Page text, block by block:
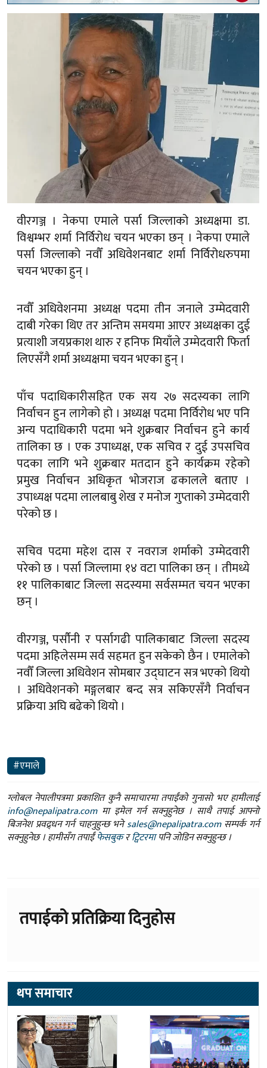
वीरगञ्ज । नेकपा एमाले पर्सा जिल्लाको अध्यक्षमा डा.
विश्वम्भर शर्मा निर्विरोध चयन भएका छन् । नेकपा एमाले
पर्सा जिल्लाको नवौँ अधिवेशनबाट शर्मा निर्विरोधरुपमा
चयन भएका हुन् ।
नवौँ अधिवेशनमा अध्यक्ष पदमा तीन जनाले उम्मेदवारी
दाबी गरेका थिए तर अन्तिम समयमा आएर अध्यक्षका दुई
प्रत्याशी जयप्रकाश थारु र हनिफ मियाँले उम्मेदवारी फिर्ता
लिएसँगै शर्मा अध्यक्षमा चयन भएका हुन् ।
पाँच पदाधिकारीसहित एक सय २७ सदस्यका लागि
निर्वाचन हुन लागेको हो । अध्यक्ष पदमा निर्विरोध भए पनि
अन्य पदाधिकारी पदमा भने शुक्रबार निर्वाचन हुने कार्य
तालिका छ । एक उपाध्यक्ष, एक सचिव र दुई उपसचिव
पदका लागि भने शुक्रबार मतदान हुने कार्यक्रम रहेको
प्रमुख निर्वाचन अधिकृत भोजराज ढकालले बताए ।
उपाध्यक्ष पदमा लालबाबु शेख र मनोज गुप्ताको उम्मेदवारी
परेको छ ।
सचिव पदमा महेश दास र नवराज शर्माको उम्मेदवारी
परेको छ । पर्सा जिल्लामा १४ वटा पालिका छन् । तीमध्ये
११ पालिकाबाट जिल्ला सदस्यमा सर्वसम्मत चयन भएका
छन् ।
वीरगञ्ज, पर्सौनी र पर्सागढी पालिकाबाट जिल्ला सदस्य
पदमा अहिलेसम्म सर्व सहमत हुन सकेको छैन । एमालेको
नवौँ जिल्ला अधिवेशन सोमबार उद्घाटन सत्र भएको थियो
। अधिवेशनको मङ्गलबार बन्द सत्र सकिएसँगै निर्वाचन
प्रक्रिया अघि बढेको थियो ।
#एमाले
ग्लोबल नेपालीपत्रमा प्रकाशित कुनै समाचारमा तपाईंको गुनासो भए हामीलाई
info@nepalipatra.comमा इमेल गर्न सक्नुहुनेछ । साथै तपाई आफ्नो
बिजनेश प्रवद्र्धन गर्न चाहनुहुन्छ भनेsales@nepalipatra.comसम्पर्क गर्न
सक्नुहुनेछ । हामीसँग तपाईंफेसबुकरट्विटरमापनि जोडिन सक्नुहुन्छ ।
तपाईको प्रतिक्रिया दिनुहोस
थप समाचार